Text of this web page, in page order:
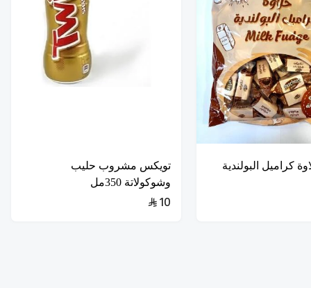
كراميل البولندية
تويكس مشروب حليب
وشوكولاتة 350مل
10